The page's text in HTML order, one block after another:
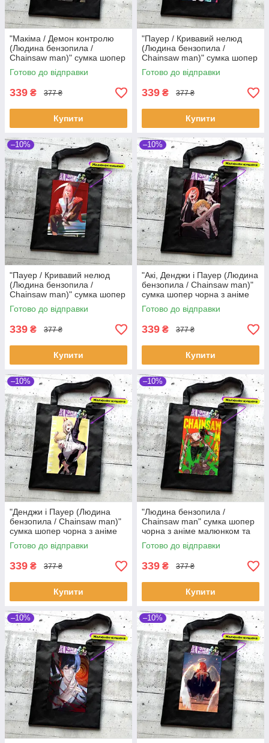
"Макіма / Демон контролю
(Людина бензопила /
Chainsaw man)" сумка шопер
чорна з аніме малюнком та
кишенею
Готово до відправки
339 ₴ 377 ₴
Купити
"Пауер / Кривавий нелюд
(Людина бензопила /
Chainsaw man)" сумка шопер
чорна з аніме малюнком та
кишенею
Готово до відправки
339 ₴ 377 ₴
Купити
–10%
"Пауер / Кривавий нелюд
(Людина бензопила /
Chainsaw man)" сумка шопер
чорна з аніме малюнком та
кишенею
Готово до відправки
339 ₴ 377 ₴
Купити
–10%
"Акі, Денджи і Пауер (Людина
бензопила / Chainsaw man)"
сумка шопер чорна з аніме
малюнком та кишенею
Готово до відправки
339 ₴ 377 ₴
Купити
–10%
"Денджи і Пауер (Людина
бензопила / Chainsaw man)"
сумка шопер чорна з аніме
малюнком та кишенею
Готово до відправки
339 ₴ 377 ₴
Купити
–10%
"Людина бензопила /
Chainsaw man" сумка шопер
чорна з аніме малюнком та
кишенею
Готово до відправки
339 ₴ 377 ₴
Купити
–10% –10%